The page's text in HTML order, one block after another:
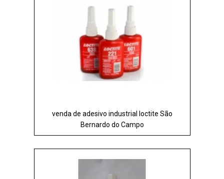
venda de adesivo industrial loctite São
Bernardo do Campo